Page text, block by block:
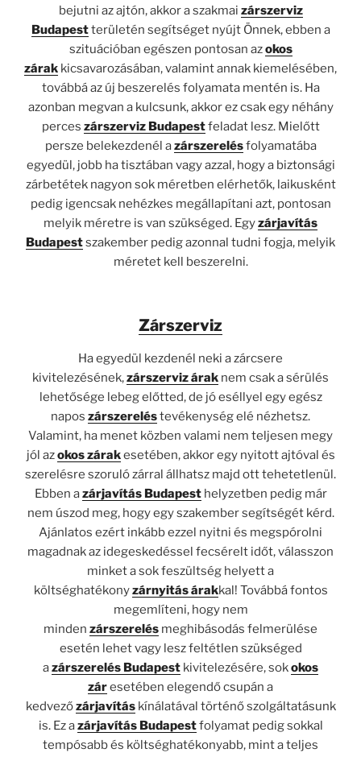
bejutni az ajtón, akkor a szakmai zárszerviz
Budapestterületén segítséget nyújt Önnek, ebben a
szituációban egészen pontosan azokos
zárak kicsavarozásában, valamint annak kiemelésében,
továbbá az új beszerelés folyamata mentén is. Ha
azonban megvan a kulcsunk, akkor ez csak egy néhány
perces zárszerviz Budapestfeladat lesz. Mielőtt
persze belekezdenél azárszerelésfolyamatába
egyedül, jobb ha tisztában vagy azzal, hogy a biztonsági
zárbetétek nagyon sok méretben elérhetők, laikusként
pedig igencsak nehézkes megállapítani azt, pontosan
melyik méretre is van szükséged. Egyzárjavítás
Budapestszakember pedig azonnal tudni fogja, melyik
méretet kell beszerelni.
Zárszerviz
Ha egyedül kezdenél neki a zárcsere
kivitelezésének,zárszerviz árak nem csak a sérülés
lehetősége lebeg előtted, de jó eséllyel egy egész
napos zárszereléstevékenység elé nézhetsz.
Valamint, ha menet közben valami nem teljesen megy
jól azokos zárakesetében, akkor egy nyitott ajtóval és
szerelésre szoruló zárral állhatsz majd ott tehetetlenül.
Ebben azárjavítás Budapesthelyzetben pedig már
nem úszod meg, hogy egy szakember segítségét kérd.
Ajánlatos ezért inkább ezzel nyitni és megspórolni
magadnak az idegeskedéssel fecsérelt időt, válasszon
minket a sok feszültség helyett a
költséghatékonyzárnyitás árakkal! Továbbá fontos
megemlíteni, hogy nem
minden zárszerelés meghibásodás felmerülése
esetén lehet vagy lesz feltétlen szükséged
azárszerelés Budapest kivitelezésére, sokokos
záresetében elegendő csupán a
kedvezőzárjavításkínálatával történő szolgáltatásunk
is. Ez azárjavítás Budapestfolyamat pedig sokkal
tempósabb és költséghatékonyabb, mint a teljes